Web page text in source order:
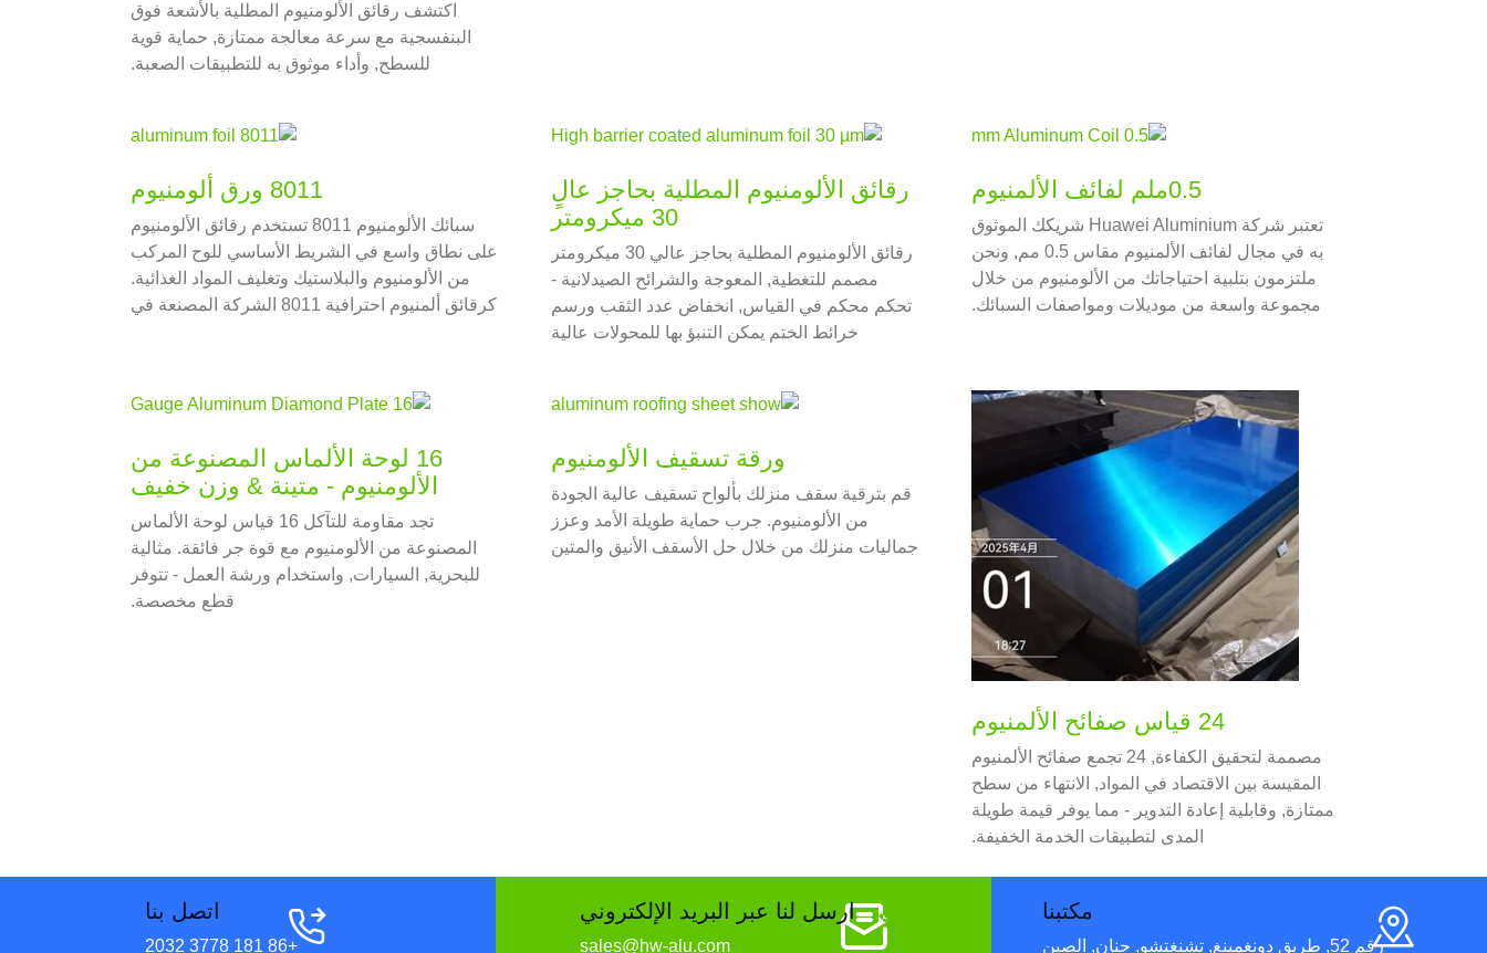
اكتشف رقائق الألومنيوم المطلية بالأشعة فوق
البنفسجية مع سرعة معالجة ممتازة, حماية قوية
للسطح, وأداء موثوق به للتطبيقات الصعبة.
0.5ملم لفائف الألمنيوم
تعتبر شركة Huawei Aluminium شريكك الموثوق
به في مجال لفائف الألمنيوم مقاس 0.5 مم, ونحن
ملتزمون بتلبية احتياجاتك من الألومنيوم من خلال
مجموعة واسعة من موديلات ومواصفات السبائك.
رقائق الألومنيوم المطلية بحاجز عالٍ
30 ميكرومتر
رقائق الألومنيوم المطلية بحاجز عالي 30 ميكرومتر
مصمم للتغطية, المعوجة والشرائح الصيدلانية -
تحكم محكم في القياس, انخفاض عدد الثقب ورسم
خرائط الختم يمكن التنبؤ بها للمحولات عالية
8011 ورق ألومنيوم
سبائك الألومنيوم 8011 تستخدم رقائق الألومنيوم
على نطاق واسع في الشريط الأساسي للوح المركب
من الألومنيوم والبلاستيك وتغليف المواد الغذائية.
كرقائق ألمنيوم احترافية 8011 الشركة المصنعة في
الألومنيوم وتكنولوجيا المعالجة الماهرة.
24 قياس صفائح الألمنيوم
مصممة لتحقيق الكفاءة, 24 تجمع صفائح الألمنيوم
المقيسة بين الاقتصاد في المواد, الانتهاء من سطح
ممتازة, وقابلية إعادة التدوير - مما يوفر قيمة طويلة
المدى لتطبيقات الخدمة الخفيفة.
ورقة تسقيف الألومنيوم
قم بترقية سقف منزلك بألواح تسقيف عالية الجودة
من الألومنيوم. جرب حماية طويلة الأمد وعزز
جماليات منزلك من خلال حل الأسقف الأنيق والمتين
16 لوحة الألماس المصنوعة من
الألومنيوم - متينة & وزن خفيف
تجد مقاومة للتآكل 16 قياس لوحة الألماس
المصنوعة من الألومنيوم مع قوة جر فائقة. مثالية
للبحرية, السيارات, واستخدام ورشة العمل - تتوفر
قطع مخصصة.
مكتبنا
رقم 52, طريق دونغمينغ, تشنغتشو, حنان, الصين
ارسل لنا عبر البريد الإلكتروني
sales@hw-alu.com
اتصل بنا
+86 181 3778 2032